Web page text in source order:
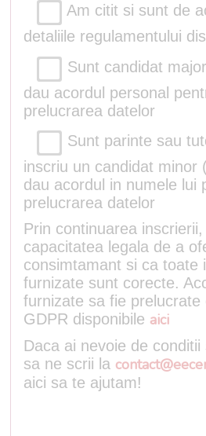
Am citit si sunt de
detaliile regulamentului
Sunt candidat
dau acordul personal
prelucrarea datelor
Sunt parinte sau
inscriu un candidat minor
dau acordul in numele lui
prelucrarea datelor
Prin continuarea
capacitatea legala de a
consimtamant si ca toate
furnizate sunt corecte.
furnizate sa fie prelucrate
GDPR disponibile aici
Daca ai nevoie de
sa ne scrii la
aici sa te ajutam!